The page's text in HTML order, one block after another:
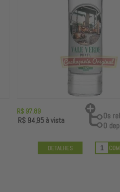
R$ 97,89
R$ 94,95 à vista